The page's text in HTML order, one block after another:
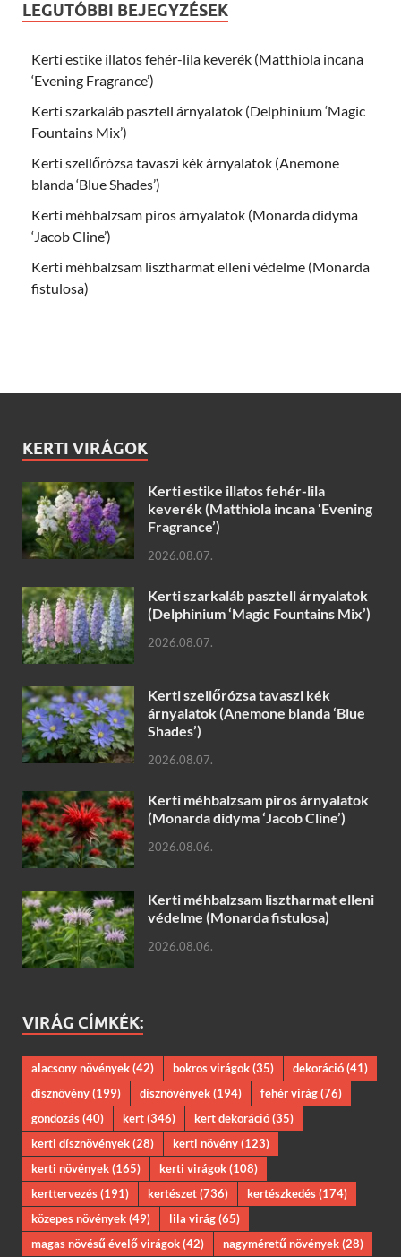
LEGUTÓBBI BEJEGYZÉSEK
Kerti estike illatos fehér-lila keverék (Matthiola incana
‘Evening Fragrance’)
Kerti szarkaláb pasztell árnyalatok (Delphinium ‘Magic
Fountains Mix’)
Kerti szellőrózsa tavaszi kék árnyalatok (Anemone
blanda ‘Blue Shades’)
Kerti méhbalzsam piros árnyalatok (Monarda didyma
‘Jacob Cline’)
Kerti méhbalzsam lisztharmat elleni védelme (Monarda
fistulosa)
KERTI VIRÁGOK
Kerti estike illatos fehér-lila
keverék (Matthiola incana ‘Evening
Fragrance’)
2026.08.07.
Kerti szarkaláb pasztell árnyalatok
(Delphinium ‘Magic Fountains Mix’)
2026.08.07.
Kerti szellőrózsa tavaszi kék
árnyalatok (Anemone blanda ‘Blue
Shades’)
2026.08.07.
Kerti méhbalzsam piros árnyalatok
(Monarda didyma ‘Jacob Cline’)
2026.08.06.
Kerti méhbalzsam lisztharmat elleni
védelme (Monarda fistulosa)
2026.08.06.
VIRÁG CÍMKÉK:
alacsony növények(42) bokros virágok(35) dekoráció(41)
dísznövény(199) dísznövények(194) fehér virág(76)
gondozás(40) kert(346) kert dekoráció(35)
kerti dísznövények(28) kerti növény(123)
kerti növények(165) kerti virágok(108)
kerttervezés(191) kertészet(736) kertészkedés(174)
közepes növények(49) lila virág(65)
magas növésű évelő virágok(42) nagyméretű növények(28)